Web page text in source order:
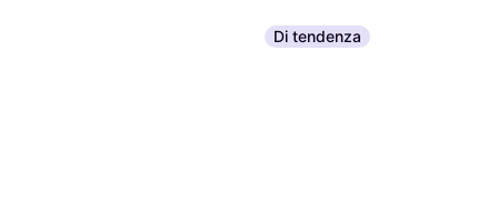
Di tendenza